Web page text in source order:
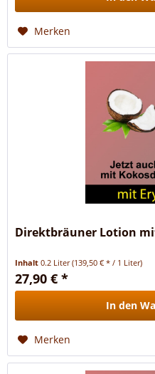
Merken
Direktbräuner Lotion
Inhalt0.2 Liter(139,50 € * / 1 Liter)
27,90 € *
In den
Merken